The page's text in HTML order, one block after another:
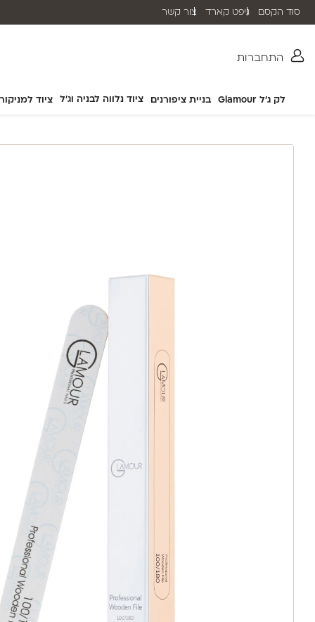
התחברות
לק ג'ל Glamour בניית ציפורנים ציוד נלווה לבניה וג'ל ציוד
שליח עד הבית תוך 2-5 ימי עסקים סוד הקסם גיפט קארד צור קשר